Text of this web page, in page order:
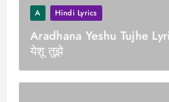
A Hindi Lyrics
Aradhana Yeshu Tujhe
येशू तुझे